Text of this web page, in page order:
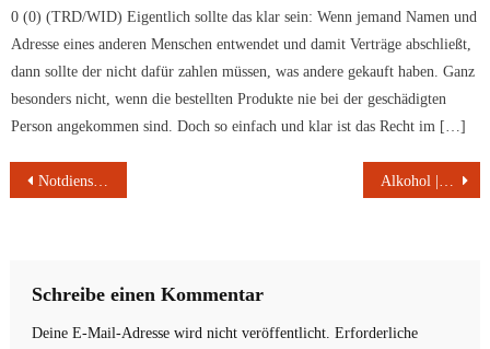
0 (0) (TRD/WID) Eigentlich sollte das klar sein: Wenn jemand Namen und
Adresse eines anderen Menschen entwendet und damit Verträge abschließt,
dann sollte der nicht dafür zahlen müssen, was andere gekauft haben. Ganz
besonders nicht, wenn die bestellten Produkte nie bei der geschädigten
Person angekommen sind. Doch so einfach und klar ist das Recht im […]
Beitragsnavigation
Notdienste Bachgau, Stadt und LK Aschaffenburg vom 08.06-12.06.2022
Schreibe einen Kommentar
Deine E-Mail-Adresse wird nicht veröffentlicht. Erforderliche